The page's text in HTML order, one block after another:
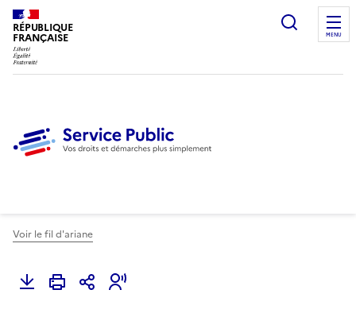
RÉPUBLIQUE
FRANÇAISE
Ouvrir
MENU
Voir le fil d'ariane